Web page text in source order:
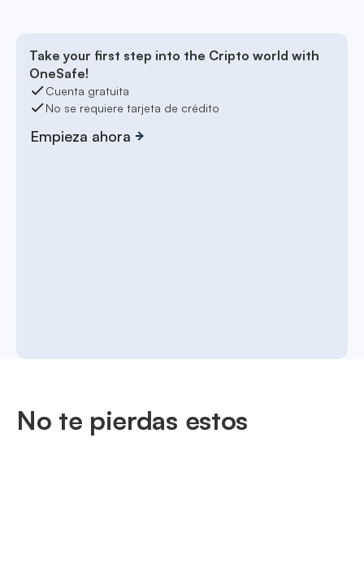
Take your first step into the Cripto world with
OneSafe!
Cuenta gratuita
No se requiere tarjeta de crédito
Empieza ahora
No te pierdas estos